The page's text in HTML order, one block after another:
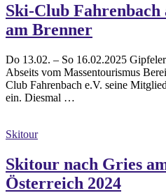
Ski-Club
am Brenner
Do 13.02. – So 16.02.2025
Abseits vom Massentourismus
Club Fahrenbach e.V. seine
ein. Diesmal …
Skitour
Skitour nach Gries
Österreich 2024